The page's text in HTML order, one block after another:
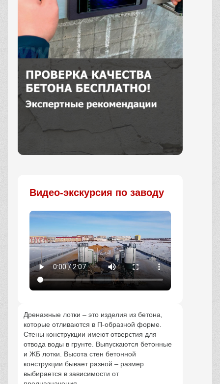
Видео-экскурсия по заводу
Дренажные лотки – это изделия из бетона,
которые отливаются в П-образной форме.
Стены конструкции имеют отверстия для
отвода воды в грунте. Выпускаются бетонные
и ЖБ лотки. Высота стен бетонной
конструкции бывает разной – размер
выбирается в зависимости от